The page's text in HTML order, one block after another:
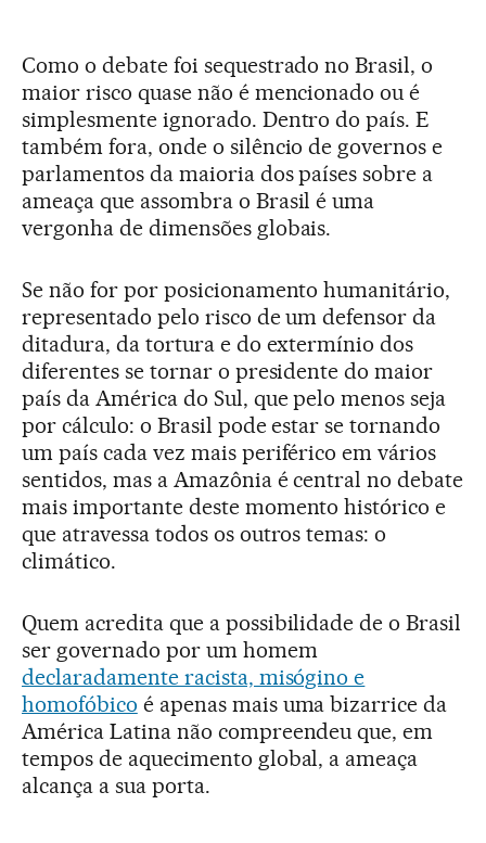
Como o debate foi sequestrado no Brasil, o
maior risco quase não é mencionado ou é
simplesmente ignorado. Dentro do país. E
também fora, onde o silêncio de governos e
parlamentos da maioria dos países sobre a
ameaça que assombra o Brasil é uma
vergonha de dimensões globais.
Se não for por posicionamento humanitário,
representado pelo risco de um defensor da
ditadura, da tortura e do extermínio dos
diferentes se tornar o presidente do maior
país da América do Sul, que pelo menos seja
por cálculo: o Brasil pode estar se tornando
um país cada vez mais periférico em vários
sentidos, mas a Amazônia é central no debate
mais importante deste momento histórico e
que atravessa todos os outros temas: o
climático.
Quem acredita que a possibilidade de o Brasil
ser governado por um homem
declaradamente racista, misógino e
homofóbico é apenas mais uma bizarrice da
América Latina não compreendeu que, em
tempos de aquecimento global, a ameaça
alcança a sua porta.